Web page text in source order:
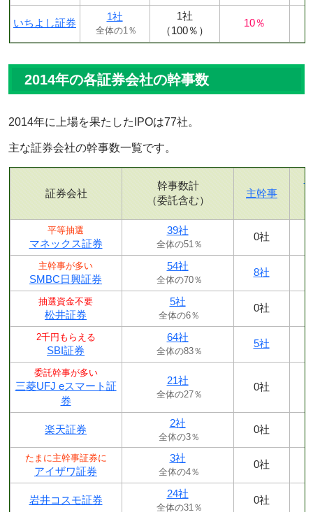
いちよし証券
1社
全体の1％
1社
（100％）
10％
2014年の各証券会社の幹事数
2014年に上場を果たしたIPOは77社。
主な証券会社の幹事数一覧です。
証券会社
幹事数計
（委託含む）
主幹事
平等抽選
マネックス証券
39社
全体の51％
0社
主幹事が多い
SMBC日興証券
54社
全体の70％
8社
抽選資金不要
松井証券
5社
全体の6％
0社
2千円もらえる
SBI証券
64社
全体の83％
5社
委託幹事が多い
三菱UFJ eスマート証
券
21社
全体の27％
0社
楽天証券
2社
全体の3％
0社
たまに主幹事証券に
アイザワ証券
3社
全体の4％
0社
岩井コスモ証券
24社
全体の31％
0社